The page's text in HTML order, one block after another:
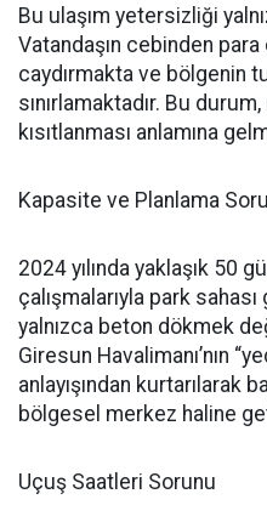
Bu ulaşım yetersizliği
Vatandaşın cebinden para
caydırmakta ve bölgenin
sınırlamaktadır. Bu
kısıtlanması anlamına
Kapasite ve Planlama
2024 yılında yaklaşık 50
çalışmalarıyla park
yalnızca beton dökmek
Giresun Havalimanı’nın
anlayışından kurtarılarak
bölgesel merkez haline
Uçuş Saatleri Sorunu